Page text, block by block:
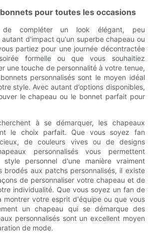
pour toutes les occasions
de compléter un look élégant, peu
d'impact qu'un superbe chapeau ou
partiez pour une journée décontractée
formelle ou que vous souhaitiez
une touche de personnalité à votre tenue,
personnalisés sont le moyen idéal
style. Avec autant d’options disponibles,
le chapeau ou le bonnet parfait pour
à se démarquer, les chapeaux
le choix parfait. Que vous soyez fan
de couleurs vives ou de designs
personnalisés vous permettent
style personnel d'une manière vraiment
brodés aux patchs personnalisés, il existe
de personnaliser votre chapeau et de
individualité. Que vous soyez un fan de
montrer votre esprit d'équipe ou que vous
un chapeau qui se démarque des
personnalisés sont un excellent moyen
de mode.